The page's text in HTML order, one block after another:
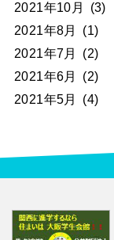
2021年10月
(3)
2021年8月
(1)
2021年7月
(2)
2021年6月
(2)
2021年5月
(4)